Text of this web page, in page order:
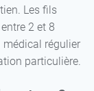
Les fils
2 et 8
régulier
particulière.